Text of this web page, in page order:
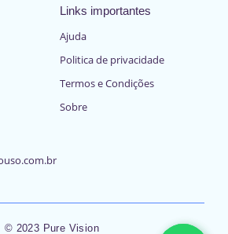
Links importantes
Ajuda
Politica de privacidade
Termos e Condições
Sobre
© 2023 Pure Vision